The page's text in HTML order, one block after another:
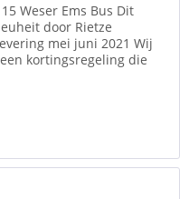
Weser Ems Bus Dit
door Rietze
mei juni 2021 Wij
kortingsregeling die